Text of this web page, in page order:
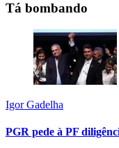
Tá bombando
Igor Gadelha
PGR pede à PF